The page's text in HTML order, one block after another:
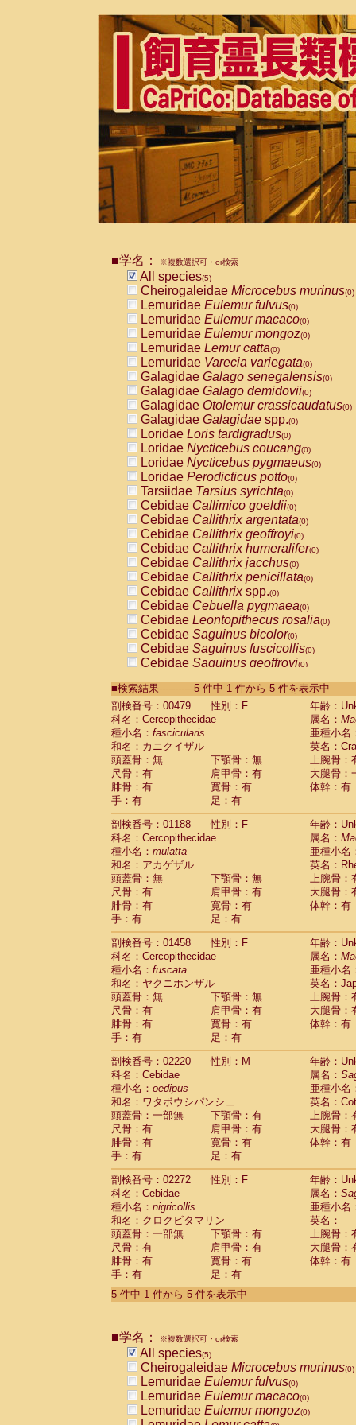
■学名： ※複数選択可・or検索
All species(5)
Cheirogaleidae Microcebus murinus(0)
Lemuridae Eulemur fulvus(0)
Lemuridae Eulemur macaco(0)
Lemuridae Eulemur mongoz(0)
Lemuridae Lemur catta(0)
Lemuridae Varecia variegata(0)
Galagidae Galago senegalensis(0)
Galagidae Galago demidovii(0)
Galagidae Otolemur crassicaudatus(0)
Galagidae Galagidae spp.(0)
Loridae Loris tardigradus(0)
Loridae Nycticebus coucang(0)
Loridae Nycticebus pygmaeus(0)
Loridae Perodicticus potto(0)
Tarsiidae Tarsius syrichta(0)
Cebidae Callimico goeldii(0)
Cebidae Callithrix argentata(0)
Cebidae Callithrix geoffroyi(0)
Cebidae Callithrix humeralifer(0)
Cebidae Callithrix jacchus(0)
Cebidae Callithrix penicillata(0)
Cebidae Callithrixspp.(0)
Cebidae Cebuella pygmaea(0)
Cebidae Leontopithecus rosalia(0)
Cebidae Saguinus bicolor(0)
Cebidae Saguinus fuscicollis(0)
Cebidae Saguinus geoffroyi(0)
CebidaeSaguinus labiatus(0)
Cebidae Saguinus leucopus (0)
CebidaeSaguinus midas
CebidaeSaguinus mystax
CebidaeSaguinus nigricollis (1)
Cebidae Saguinus oedipus
Cebidae Saguinus weddelli
Cebidae Saguinusspp.
Cebidae Aotus trivirgatus
Cebidae Cebus albifrons
CebidaeCebus apella
Cebidae
CebidaeCebus nigrivittatus
Cebidae Cebusspp.(0)
Cebidae Saimiri boliviensis
Cebidae Saimiri sciureus
Atelidae Alouatta caraya
AtelidaeAlouatta fusca
AtelidaeAlouatta seniculus
AtelidaeAlouatta
Atelidae Ateles belzebuth
Atelidae Ateles geoffroyi
Atelidae Ateles paniscus
Atelidae Atelesspp.
Atelidae Lagothrix lagothricha
AtelidaeLagothrix lagothricha cana(0)
Pitheciidae
Cacajao calvus
Pitheciidae
Callicebus cupreus(0)
Pitheciidae Callicebus donacophilus(0)
PitheciidaeCallicebus moloch(0)
Pitheciidae Callicebus torquatus(0)
Pitheciidae Callicebus
Pitheciidae Chiropotes satanas
Pitheciidae Pithecia monachus
Pitheciidae Pithecia pithecia (0)
Cercopithecidae Cercocebus agilis (0)
Cercopithecidae
Cercocebus
Cercopithecidae
Cercocebus
CercopithecidaeCercocebus
CercopithecidaeCercocebus
CercopithecidaeCercocebus hybrid(0)
CercopithecidaeCercocebus
CercopithecidaeLophocebus
CercopithecidaePapio hamadryas
Cercopithecidae
CercopithecidaePapiospp. (0)
CercopithecidaeMandrillus
CercopithecidaeMandrillus sphinx
CercopithecidaeTheropithecus
CercopithecidaeMacaca arctoides
■検索結果-----------5 件中 1 件から 5 件を表示中
剖検番号：00479
性別：F
年齢：
科名：Cercopithecidae
属名：
種小名： fascicularis
亜種小名
和名：カニクイザル
英名：
頭蓋骨：無
下顎骨：無
上腕骨：
尺骨：有
肩甲骨：有
大腿骨：
腓骨：有
寛骨：有
体幹：有
手：有
足：有
剖検番号：01188
性別：F
年齢：
科名：Cercopithecidae
属名：
種小名： mulatta
亜種小名
和名：アカゲザル
英名：
頭蓋骨：無
下顎骨：無
上腕骨：
尺骨：有
肩甲骨：有
大腿骨：
腓骨：有
寛骨：有
体幹：有
手：有
足：有
剖検番号：01458
性別：F
年齢：
科名：Cercopithecidae
属名：
種小名： fuscata
亜種小名
和名：ヤクニホンザル
英名：
頭蓋骨：無
下顎骨：無
上腕骨：
尺骨：有
肩甲骨：有
大腿骨：
腓骨：有
寛骨：有
体幹：有
手：有
足：有
剖検番号：02220
性別：M
年齢：
科名：Cebidae
属名：
種小名： oedipus
亜種小名
和名：ワタボウシパンシェ
英名：
頭蓋骨：一部無
下顎骨：有
上腕骨：
尺骨：有
肩甲骨：有
大腿骨：
腓骨：有
寛骨：有
体幹：有
手：有
足：有
剖検番号：02272
性別：F
年齢：
科名：Cebidae
属名：
種小名： nigricollis
亜種小名
和名：クロクビタマリン
英名：
頭蓋骨：一部無
下顎骨：有
上腕骨：
尺骨：有
肩甲骨：有
大腿骨：
腓骨：有
寛骨：有
体幹：有
手：有
足：有
5 件中 1 件から 5 件を表示中
■学名： ※複数選択可・or検索
All species(5)
Cheirogaleidae Microcebus murinus(0)
Lemuridae Eulemur fulvus(0)
Lemuridae Eulemur macaco(0)
Lemuridae Eulemur mongoz(0)